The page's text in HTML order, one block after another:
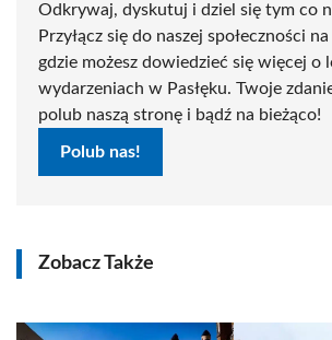
Odkrywaj, dyskutuj i dziel się tym co
Przyłącz się do naszej społeczności
gdzie możesz dowiedzieć się więcej o
wydarzeniach w Pasłęku. Twoje
polub naszą stronę i bądź na bieżąco!
Polub nas!
Zobacz Także